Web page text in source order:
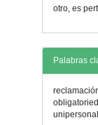
otro, es
del
Palabras